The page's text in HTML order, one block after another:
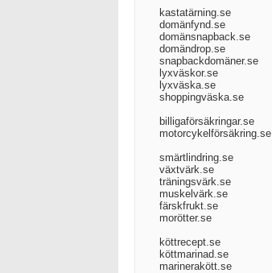
kastatärning.se
domänfynd.se
domänsnapback.se
domändrop.se
snapbackdomäner.se
lyxväskor.se
lyxväska.se
shoppingväska.se
billigaförsäkringar.se
motorcykelförsäkring.se
smärtlindring.se
växtvärk.se
träningsvärk.se
muskelvärk.se
färskfrukt.se
morötter.se
köttrecept.se
köttmarinad.se
marinerakött.se